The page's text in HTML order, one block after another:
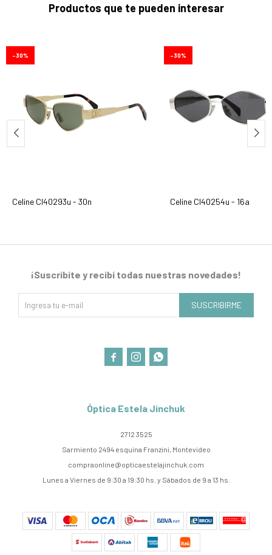
Productos que te pueden interesar
Celine Cl40293u - 30n
30
Celine Cl40254u - 16a
30
Óptica Estela Jinchuk
2712 3525
Sarmiento 2494 esquina Franzini, Montevideo
compraonline@opticaestelajinchuk.com
Lunes a Viernes de 9:30 a 19:30 hs. y Sábados de 9 a 13 hs.
¡Suscribite y recibí todas nuestras novedades!
SUSCRIBIRME
  